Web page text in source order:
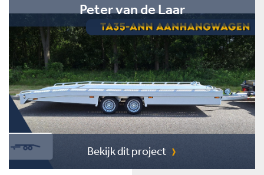
Peter van de Laar
Bekijk dit project